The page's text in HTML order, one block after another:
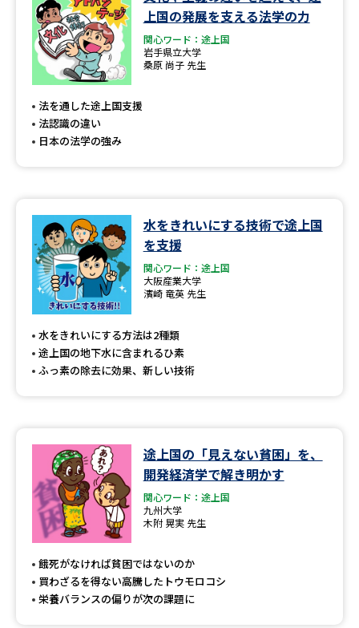
学問のミニ講義「夢ナビ講義」 学問分野解説
学問の教科書 夢ナビライブ
Ｑ＆Ａ よくあるご質問
テレメール
お支払いサイト
個人情報取扱規定
特定商取引表記
テレメール進学カタログ
訂正のご案内
上国の発展を支える法学の力
関心ワード：途上国
岩手県立大学
桑原 尚子 先生
法を通した途上国支援
法認識の違い
日本の法学の強み
水をきれいにする技術で途上国
を支援
関心ワード：途上国
大阪産業大学
濱崎 竜英 先生
水をきれいにする方法は2種類
途上国の地下水に含まれるひ素
ふっ素の除去に効果、新しい技術
途上国の「見えない貧困」を、
開発経済学で解き明かす
関心ワード：途上国
九州大学
木附 晃実 先生
餓死がなければ貧困ではないのか
買わざるを得ない高騰したトウモロコシ
栄養バランスの偏りが次の課題に